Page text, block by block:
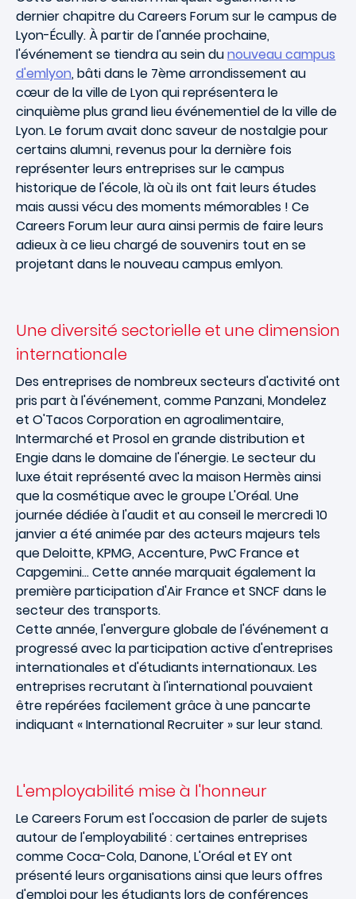
dernier chapitre du Careers Forum sur le campus de
Lyon-Écully. À partir de l'année prochaine,
l'événement se tiendra au sein dunouveau campus
d'emlyon, bâti dans le 7ème arrondissement au
cœur de la ville de Lyon qui représentera le
cinquième plus grand lieu événementiel de la ville de
Lyon. Le forum avait donc saveur de nostalgie pour
certains alumni, revenus pour la dernière fois
représenter leurs entreprises sur le campus
historique de l'école, là où ils ont fait leurs études
mais aussi vécu des moments mémorables ! Ce
Careers Forum leur aura ainsi permis de faire leurs
adieux à ce lieu chargé de souvenirs tout en se
projetant dans le nouveau campus emlyon.
Une diversité sectorielle et une dimension
internationale
Des entreprises de nombreux secteurs d'activité ont
pris part à l'événement, comme Panzani, Mondelez
et O'Tacos Corporation en agroalimentaire,
Intermarché et Prosol en grande distribution et
Engie dans le domaine de l'énergie. Le secteur du
luxe était représenté avec la maison Hermès ainsi
que la cosmétique avec le groupe L'Oréal. Une
journée dédiée à l'audit et au conseil le mercredi 10
janvier a été animée par des acteurs majeurs tels
que Deloitte, KPMG, Accenture, PwC France et
Capgemini... Cette année marquait également la
première participation d'Air France et SNCF dans le
secteur des transports.
Cette année, l'envergure globale de l'événement a
progressé avec la participation active d'entreprises
internationales et d'étudiants internationaux. Les
entreprises recrutant à l'international pouvaient
être repérées facilement grâce à une pancarte
indiquant « International Recruiter » sur leur stand.
L'employabilité mise à l'honneur
Le Careers Forum est l'occasion de parler de sujets
autour de l'employabilité : certaines entreprises
comme Coca-Cola, Danone, L'Oréal et EY ont
présenté leurs organisations ainsi que leurs offres
d'emploi pour les étudiants lors de conférences